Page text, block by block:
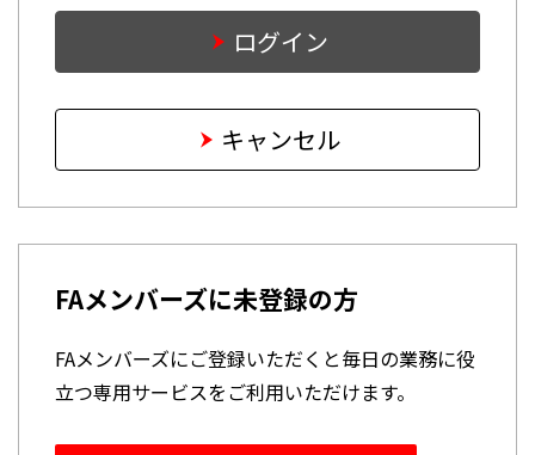
ログイン
キャンセル
FAメンバーズに未登録の方
FAメンバーズにご登録いただくと毎日の業務に役
立つ専用サービスをご利用いただけます。